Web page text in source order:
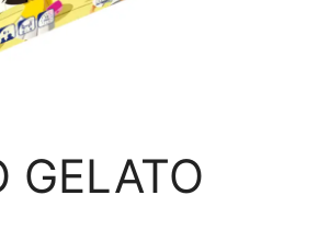
GELATO